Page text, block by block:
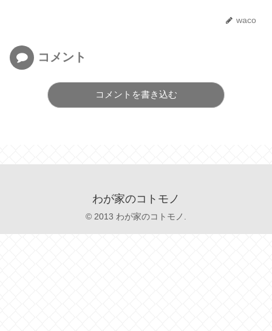
waco
コメント
コメントを書き込む
わが家のコトモノ
© 2013 わが家のコトモノ.